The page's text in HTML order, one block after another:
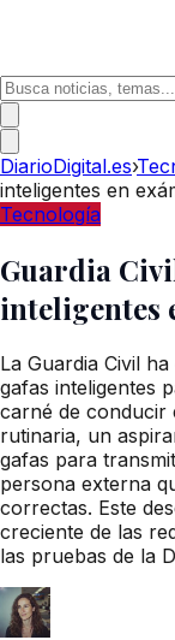
DiarioDigital.es›
inteligentes en
Tecnología
Guardia
inteligentes
La Guardia Civil
gafas inteligentes
carné de conducir
rutinaria, un
gafas para
persona externa
correctas. Este
creciente de las
las pruebas de la